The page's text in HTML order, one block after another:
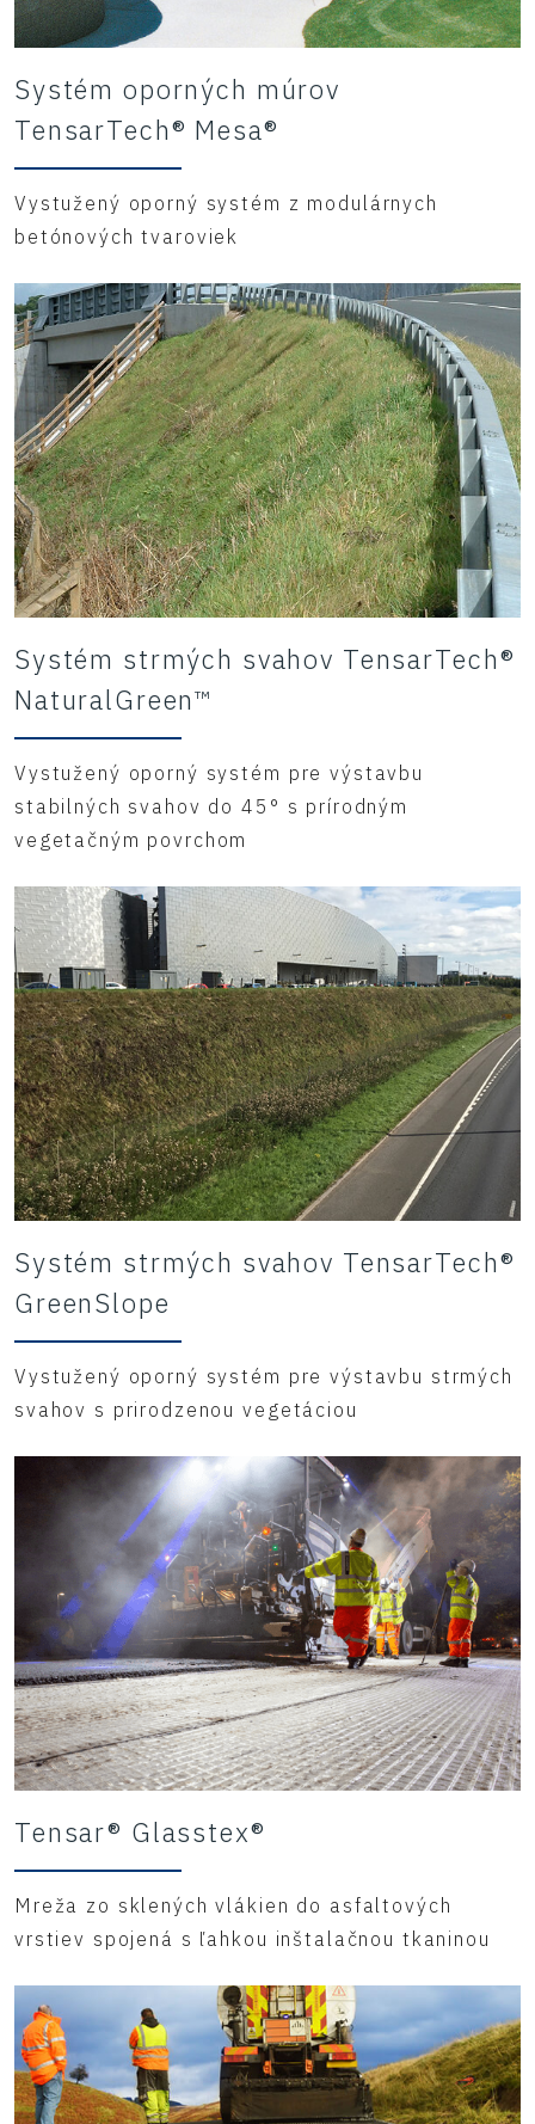
Systém oporných múrov
TensarTech® Mesa®
Vystužený oporný systém z modulárnych
betónových tvaroviek
Systém strmých svahov TensarTech®
NaturalGreen™
Vystužený oporný systém pre výstavbu
stabilných svahov do 45° s prírodným
vegetačným povrchom
Systém strmých svahov TensarTech®
GreenSlope
Vystužený oporný systém pre výstavbu strmých
svahov s prirodzenou vegetáciou
Tensar® Glasstex®
Mreža zo sklených vlákien do asfaltových
vrstiev spojená s ľahkou inštalačnou tkaninou